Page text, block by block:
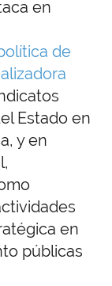
en
de
Estado en
y en
en
públicas